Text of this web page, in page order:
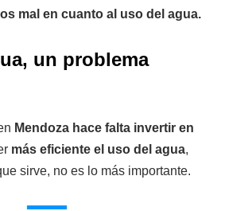
mal en cuanto al uso del agua.
un problema
Mendoza hace falta invertir en
más eficiente el uso del agua,
sirve, no es lo más importante.